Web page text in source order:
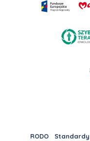
RODO Standardy